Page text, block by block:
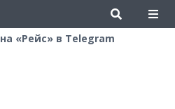
на «Рейс» в Telegram